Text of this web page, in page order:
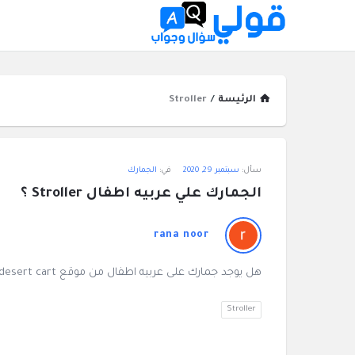
الرئيسة /
Stroller
سؤال
وجواب
الاحدث
أسئلة
سأل: سبتمبر 29, 2020 في: الجمارك
الجمارك علي عربيه اطفال Stroller ؟
rana noor
هل يوجد جمارك على عربيه اطفال من موقع desert cart عربيه واحده مش اكتر؟
Stroller